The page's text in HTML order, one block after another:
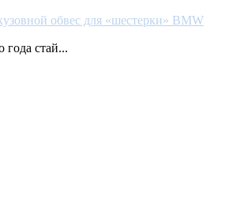
обвес для «шестерки» BMW
года стай...